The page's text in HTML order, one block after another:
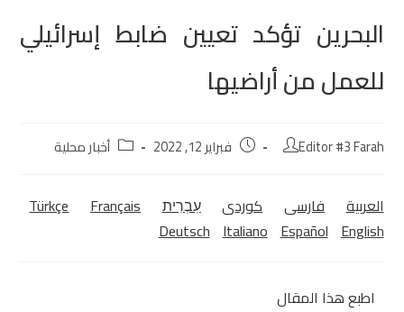
البحرين تؤكد تعيين ضابط إسرائيلي
للعمل من أراضيها
Editor #3 Farah فبراير 12, 2022 أخبار محلية
العربية فارسی كوردی‎ עִבְרִית Türkçe
Français
Deutsch Italiano Español English
اطبع هذا المقال